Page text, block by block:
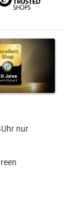
nur